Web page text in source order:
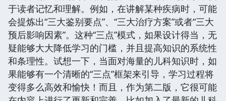
于读者记忆和理解。例如，在讲解某种疾病时，可能
会提炼出“三大鉴别要点”、“三大治疗方案”或者“三大
预后影响因素”。这种“三点”模式，如果设计得当，无
疑能够大大降低学习的门槛，并且提高知识的系统性
和条理性。试想一下，当面对海量的儿科知识时，如
果能够有一个清晰的“三点”框架来引导，学习过程将
变得多么高效和愉快！而且，作为第二版，它很可能